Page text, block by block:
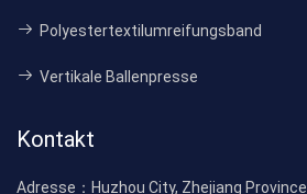
Polyestertextilumreifungsband
Vertikale Ballenpresse
Kontakt
Adresse： Huzhou City, Zhejiang Province